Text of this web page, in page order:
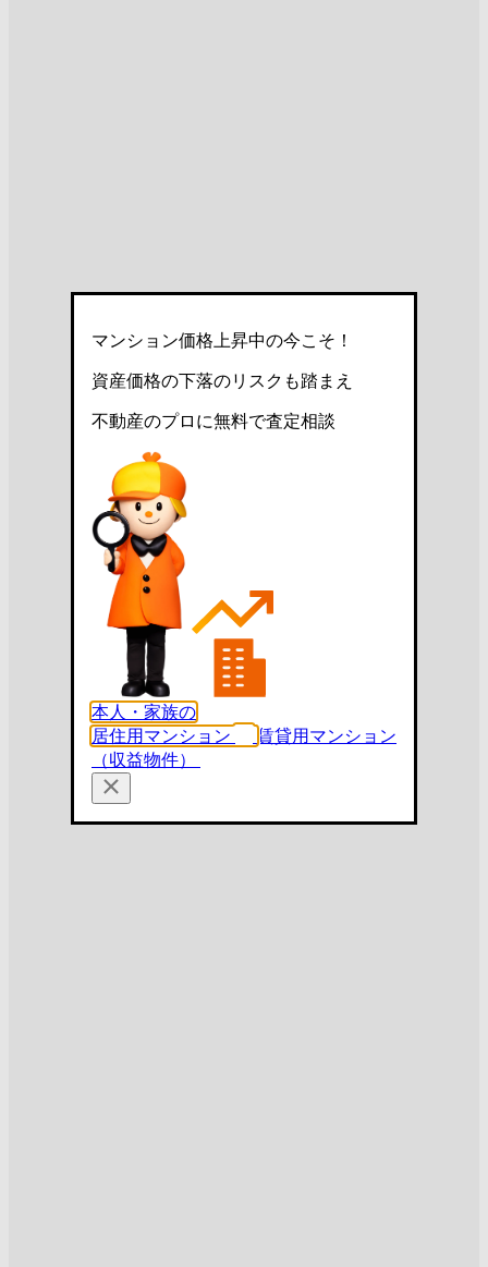
マンション価格上昇中の今こそ！
資産価格の下落のリスクも踏まえ
不動産のプロに無料で査定相談
本人・家族の
居住用マンション
賃貸用マンション
（収益物件）